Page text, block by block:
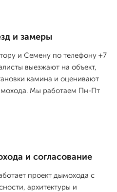
и замеры
и Семену по телефону +7
выезжают на объект,
камина и оценивают
Мы работаем Пн-Пт
и согласование
проект дымохода с
архитектуры и